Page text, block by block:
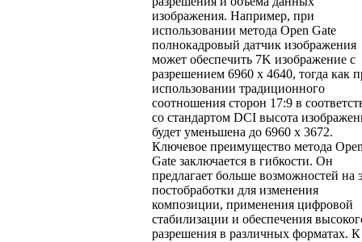
изображения. Например, при
использовании метода Open Gate
полнокадровый датчик изображения
может обеспечить 7K изображение с
разрешением 6960 x 4640, тогда как
использовании традиционного
соотношения сторон 17:9 в
со стандартом DCI высота
будет уменьшена до 6960 x 3672.
Ключевое преимущество метода
Gate заключается в гибкости. Он
предлагает больше возможностей на
постобработки для изменения
композиции, применения цифровой
стабилизации и обеспечения
разрешения в различных форматах. К